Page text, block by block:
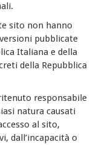
sito non hanno
pubblicate
Italiana e della
della Repubblica
responsabile
natura causati
al sito,
dall’incapacità o